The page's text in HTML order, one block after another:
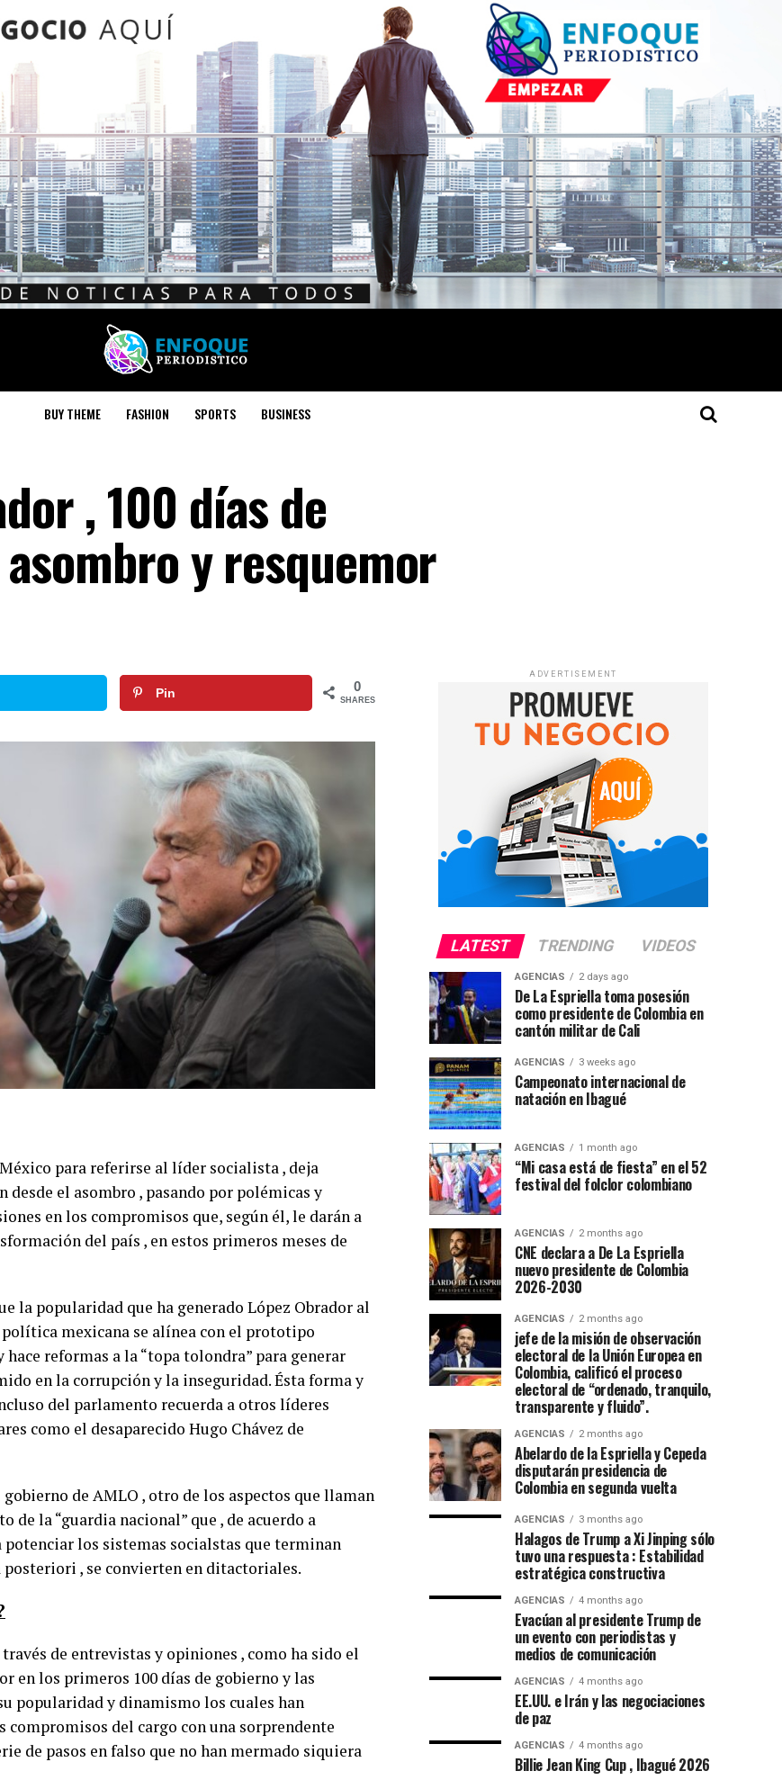
BUY THEME FASHION SPORTS BUSINESS
, 100 días de
y resquemor
Pin 0
SHARES
para referirse al líder socialista , deja
el asombro , pasando por polémicas y
en los compromisos que, según él, le darán a
del país , en estos primeros meses de
la popularidad que ha generado López Obrador al
mexicana se alínea con el prototipo
hace reformas a la “topa tolondra” para generar
en la corrupción y la inseguridad. Ésta forma y
del parlamento recuerda a otros líderes
como el desaparecido Hugo Chávez de
de AMLO , otro de los aspectos que llaman
de la “guardia nacional” que , de acuerdo a
potenciar los sistemas socialstas que terminan
, se convierten en ditactoriales.
de entrevistas y opiniones , como ha sido el
en los primeros 100 días de gobierno y las
popularidad y dinamismo los cuales han
del cargo con una sorprendente
de pasos en falso que no han mermado siquiera
ADVERTISEMENT
LATEST TRENDING VIDEOS
AGENCIAS 2 days ago
De La Espriella toma posesión
como presidente de Colombia en
cantón militar de Cali
AGENCIAS 3 weeks ago
Campeonato internacional de
natación en Ibagué
AGENCIAS 1 month ago
“Mi casa está de fiesta” en el 52
festival del folclor colombiano
AGENCIAS 2 months ago
CNE declara a De La Espriella
nuevo presidente de Colombia
2026-2030
AGENCIAS 2 months ago
jefe de la misión de observación
electoral de la Unión Europea en
Colombia, calificó el proceso
electoral de “ordenado, tranquilo,
transparente y fluido”.
AGENCIAS 2 months ago
Abelardo de la Espriella y Cepeda
disputarán presidencia de
Colombia en segunda vuelta
AGENCIAS 3 months ago
Halagos de Trump a Xi Jinping sólo
tuvo una respuesta : Estabilidad
estratégica constructiva
AGENCIAS 4 months ago
Evacúan al presidente Trump de
un evento con periodistas y
medios de comunicación
AGENCIAS 4 months ago
EE.UU. e Irán y las negociaciones
de paz
AGENCIAS 4 months ago
Billie Jean King Cup , Ibagué 2026